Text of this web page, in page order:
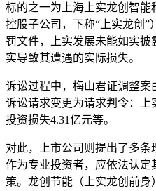
标的之一为上海上实龙创智
控股子公司，下称“上实龙创
罚文件，上实发展未能如实
实导致其遭遇的实际损失。
诉讼过程中，梅山君证调整
诉讼请求变更为请求判令：
投资损失4.31亿元等。
对此，上市公司则提出了多条
作为专业投资者，应依法认
策。龙创节能（上实龙创前身